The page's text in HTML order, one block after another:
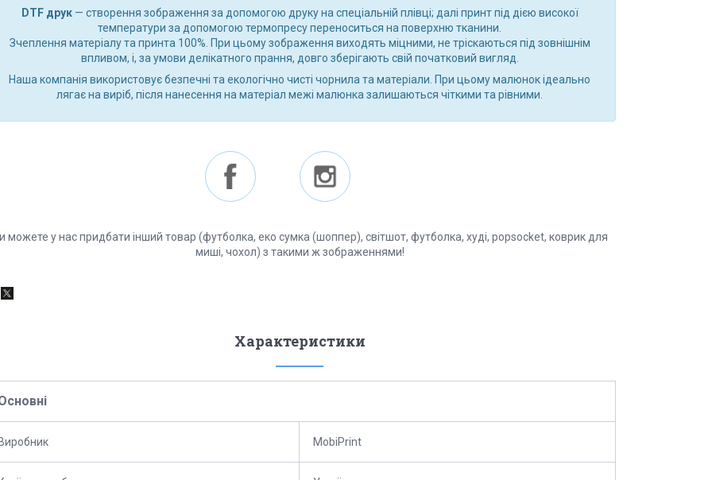
DTF друк— створення зображення за допомогою друку на спеціальній плівці; далі принт під дією високої
температури за допомогою термопресу переноситься на поверхню тканини.
Зчеплення матеріалу та принта 100%. При цьому зображення виходять міцними, не тріскаються під зовнішнім
впливом, і, за умови делікатного прання, довго зберігають свій початковий вигляд.
Наша компанія використовує безпечні та екологічно чисті чорнила та матеріали. При цьому малюнок ідеально
лягає на виріб, після нанесення на матеріал межі малюнка залишаються чіткими та рівними.
можете у нас придбати інший товар (футболка, еко сумка (шоппер), світшот, футболка, худі, popsocket, коврик для
миші, чохол) з такими ж зображеннями!
Характеристики
MobiPrint